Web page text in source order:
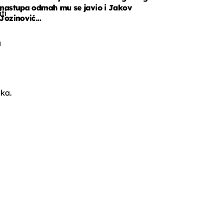
nastupa odmah mu se javio i Jakov
Jozinović...